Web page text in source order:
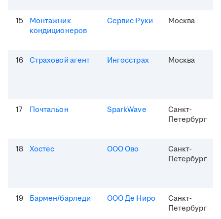
15
Монтажник
кондиционеров
Сервис Руки Москва
16 Страховой агент Ингосстрах Москва
17 Почтальон SparkWave
Санкт-
Петербург
18 Хостес ООО Ово
Санкт-
Петербург
19 Бармен/барледи ООО Де Ниро
Санкт-
Петербург